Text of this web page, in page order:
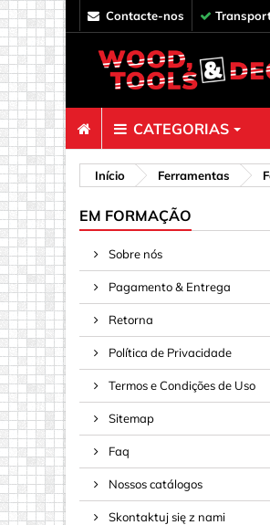
contacte-nos
CATEGORIAS
Início Ferramentas
EM FORMAÇÃO
Sobre nós
Pagamento & Entrega
Retorna
Política de Privacidade
Termos e Condições de Uso
Sitemap
Faq
Nossos catálogos
Skontaktuj się z nami